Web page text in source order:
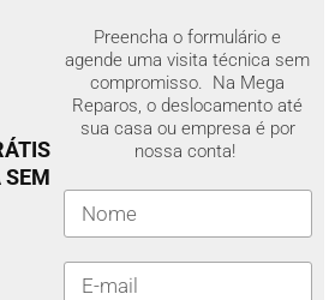
SEM
Preencha o formulário e
agende uma visita técnica sem
compromisso. Na Mega
Reparos, o deslocamento até
sua casa ou empresa é por
nossa conta!